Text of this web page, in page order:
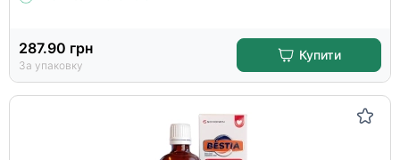
287.90 грн
За упаковку
Купити